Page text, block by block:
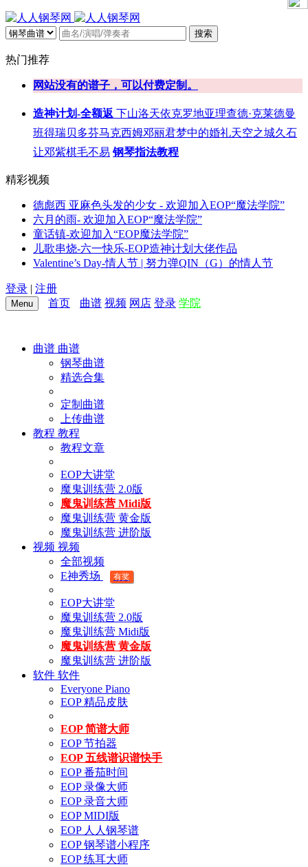
搜索
热门推荐
网站没有的谱子，可以付费定制。
造神计划-全额返 下山洛天依克罗地亚理查德·克莱德曼
班得瑞贝多芬马克西姆邓丽君梦中的婚礼天空之城久石
让邓紫棋毛不易 钢琴指法教程
精彩视频
德彪西 亚麻色头发的少女 - 欢迎加入EOP“魔法学院”
六月的雨- 欢迎加入EOP“魔法学院”
童话镇-欢迎加入“EOP魔法学院”
儿歌串烧-六一快乐-EOP造神计划大佬作品
Valentine’s Day-情人节 | 努力弹QIN（G）的情人节
登录 | 注册
Menu 首页 曲谱 视频 网店 登录 学院
曲谱 曲谱
钢琴曲谱
精选合集
定制曲谱
上传曲谱
教程 教程
教程文章
EOP大讲堂
魔鬼训练营 2.0版
魔鬼训练营 Midi版
魔鬼训练营 黄金版
魔鬼训练营 进阶版
视频 视频
全部视频
E神秀场
有奖
EOP大讲堂
魔鬼训练营 2.0版
魔鬼训练营 Midi版
魔鬼训练营 黄金版
魔鬼训练营 进阶版
软件 软件
Everyone Piano
EOP 精品皮肤
EOP 简谱大师
EOP 节拍器
EOP 五线谱识谱快手
EOP 番茄时间
EOP 录像大师
EOP 录音大师
EOP MIDI版
EOP 人人钢琴谱
EOP 钢琴谱小程序
EOP 练耳大师